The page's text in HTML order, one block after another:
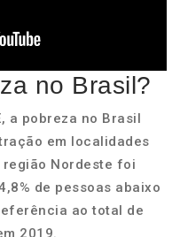
no Brasil?
a pobreza no Brasil
em localidades
Nordeste foi
de pessoas abaixo
ao total de
2019.